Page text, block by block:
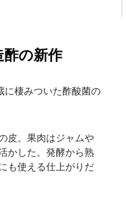
の新作
に棲みついた酢酸菌の
皮。果肉はジャムや
かした。発酵から熟
も使える仕上がりだ